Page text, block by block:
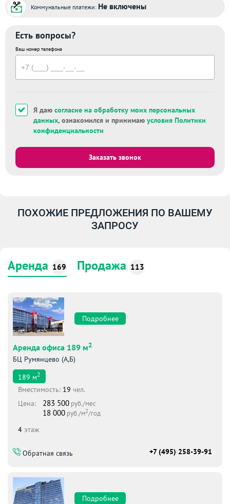
Коммунальные платежи: Не включены
Есть вопросы?
Ваш номер телефона
Я даю согласие на обработку моих персональных
данных, ознакомился и принимаю условия Политики
конфиденциальности
Заказать звонок
ПОХОЖИЕ ПРЕДЛОЖЕНИЯ ПО ВАШЕМУ
ЗАПРОСУ
Аренда 169 Продажа 113
Подробнее
Аренда офиса 189 м2
БЦ Румянцево (А,Б)
189 м2
Вместимоcть: 19 чел.
Цена:
283 500 руб./мес
18 000 руб./м2/год
4 этаж
Обратная связь +7 (495) 258-39-91
Подробнее